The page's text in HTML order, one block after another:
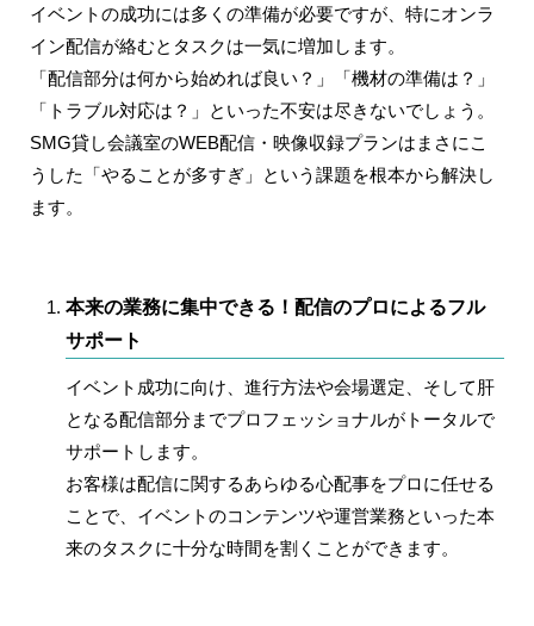
イベントの成功には多くの準備が必要ですが、特にオンラ
イン配信が絡むとタスクは一気に増加します。
「配信部分は何から始めれば良い？」「機材の準備は？」
「トラブル対応は？」といった不安は尽きないでしょう。
SMG貸し会議室のWEB配信・映像収録プランはまさにこ
うした「やることが多すぎ」という課題を根本から解決し
ます。
本来の業務に集中できる！配信のプロによるフル
サポート
イベント成功に向け、進行方法や会場選定、そして肝
となる配信部分までプロフェッショナルがトータルで
サポートします。
お客様は配信に関するあらゆる心配事をプロに任せる
ことで、イベントのコンテンツや運営業務といった本
来のタスクに十分な時間を割くことができます。